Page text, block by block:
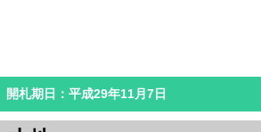
開札期日：平成29年11月7日